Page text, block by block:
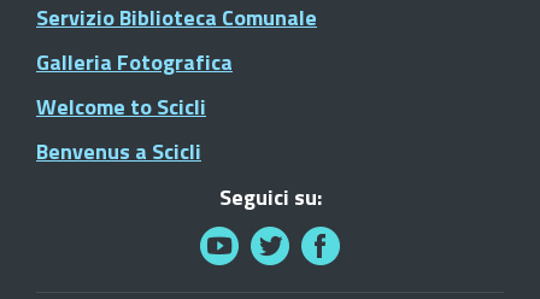
Servizio Biblioteca Comunale
Galleria Fotografica
Welcome to Scicli
Benvenus a Scicli
Seguici su: